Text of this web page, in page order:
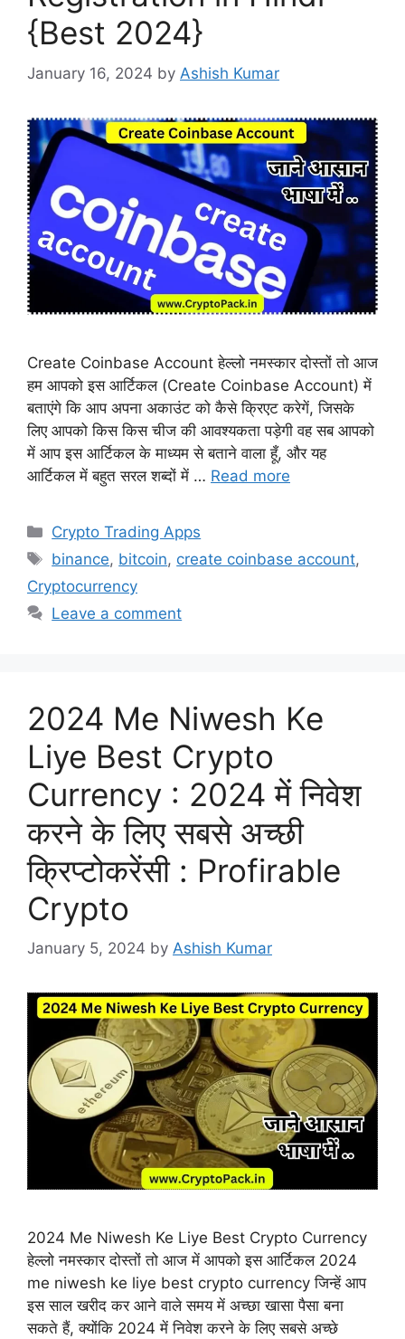
{Best 2024}
January 16, 2024 by Ashish Kumar
Create Coinbase Account हेल्लो नमस्कार दोस्तों तो आज
हम आपको इस आर्टिकल (Create Coinbase Account) में
बताएंगे कि आप अपना अकाउंट को कैसे क्रिएट करेगें, जिसके
लिए आपको किस किस चीज की आवश्यकता पड़ेगी वह सब आपको
में आप इस आर्टिकल के माध्यम से बताने वाला हूँ, और यह
आर्टिकल में बहुत सरल शब्दों में … Read more
Categories
Crypto Trading Apps
Tags
binance, bitcoin, create coinbase account,
Cryptocurrency
Leave a comment
2024 Me Niwesh Ke
Liye Best Crypto
Currency : 2024 में निवेश
करने के लिए सबसे अच्छी
क्रिप्टोकरेंसी : Profirable
Crypto
January 5, 2024 by Ashish Kumar
2024 Me Niwesh Ke Liye Best Crypto Currency
हेल्लो नमस्कार दोस्तों तो आज में आपको इस आर्टिकल 2024
me niwesh ke liye best crypto currency जिन्हें आप
इस साल खरीद कर आने वाले समय में अच्छा खासा पैसा बना
सकते हैं, क्योंकि 2024 में निवेश करने के लिए सबसे अच्छे